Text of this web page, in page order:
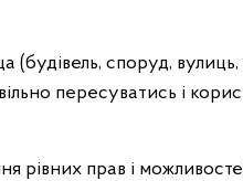
споруд,
пересуватись і
рівних прав і